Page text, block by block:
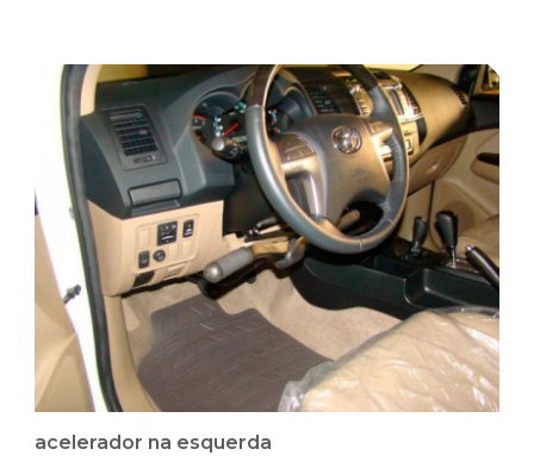
acelerador na esquerda